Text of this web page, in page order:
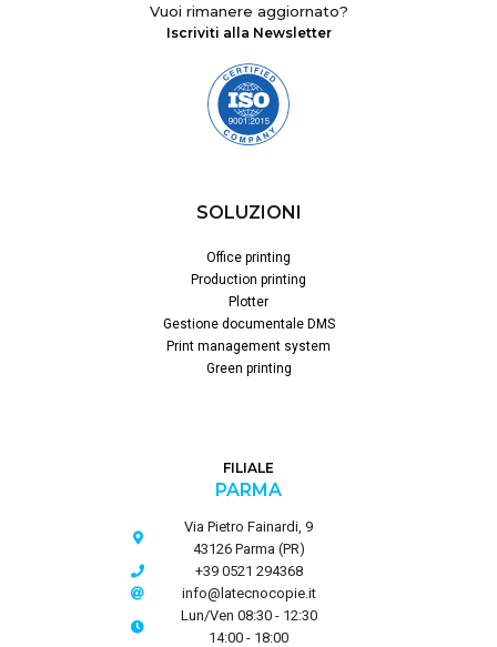
Vuoi rimanere aggiornato?
Iscriviti alla Newsletter
SOLUZIONI
Office printing
Production printing
Plotter
Gestione documentale DMS
Print management system
Green printing
FILIALE
PARMA
Via Pietro Fainardi, 9
43126 Parma (PR)
+39 0521 294368
info@latecnocopie.it
Lun/Ven 08:30 - 12:30
14:00 - 18:00